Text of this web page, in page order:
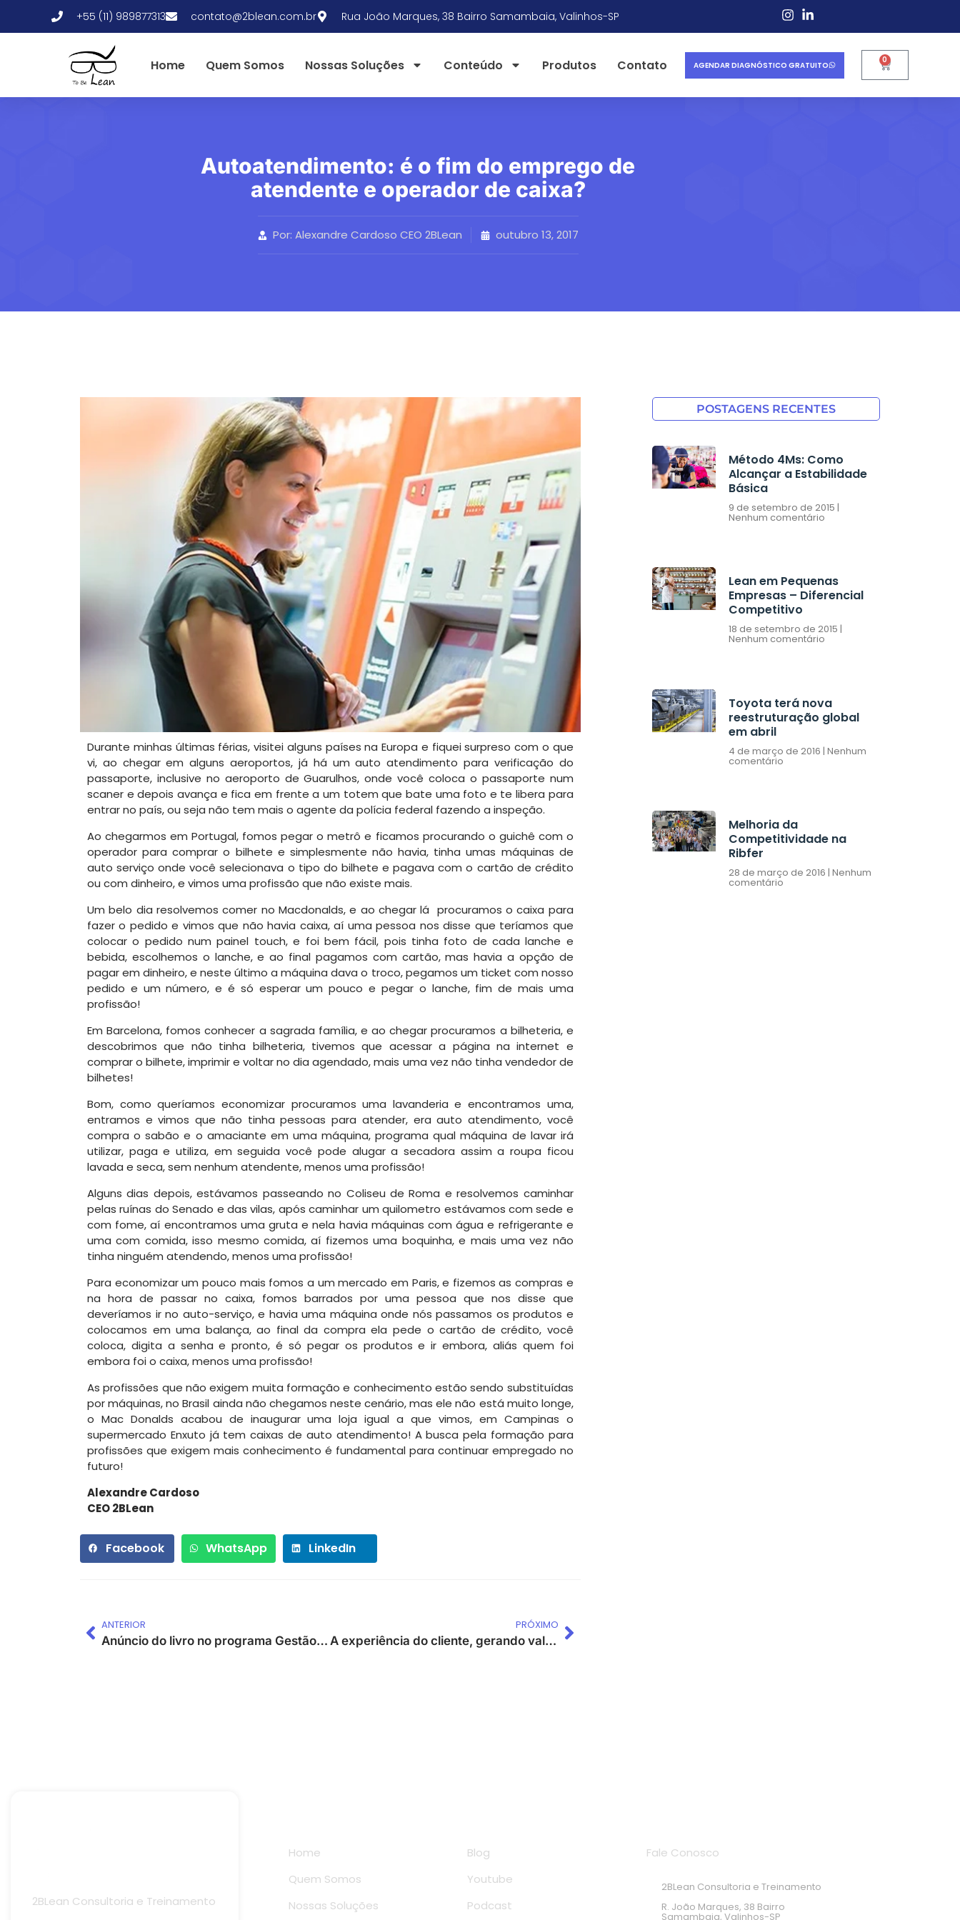
+55 (11) 989877313 contato@2blean.com.br Rua João Marques, 38 Bairro Samambaia, Valinhos-SP
Home Quem Somos Nossas Soluções Conteúdo Produtos Contato AGENDAR DIAGNÓSTICO GRATUITO 0
Autoatendimento: é o fim do emprego de
atendente e operador de caixa?
Por: Alexandre Cardoso CEO 2BLean outubro 13, 2017
Durante minhas últimas férias, visitei alguns países na Europa e fiquei surpreso com o que
vi, ao chegar em alguns aeroportos, já há um auto atendimento para verificação do
passaporte, inclusive no aeroporto de Guarulhos, onde você coloca o passaporte num
scaner e depois avança e fica em frente a um totem que bate uma foto e te libera para
entrar no país, ou seja não tem mais o agente da polícia federal fazendo a inspeção.
Ao chegarmos em Portugal, fomos pegar o metrô e ficamos procurando o guichê com o
operador para comprar o bilhete e simplesmente não havia, tinha umas máquinas de
auto serviço onde você selecionava o tipo do bilhete e pagava com o cartão de crédito
ou com dinheiro, e vimos uma profissão que não existe mais.
Um belo dia resolvemos comer no Macdonalds, e ao chegar lá procuramos o caixa para
fazer o pedido e vimos que não havia caixa, aí uma pessoa nos disse que teríamos que
colocar o pedido num painel touch, e foi bem fácil, pois tinha foto de cada lanche e
bebida, escolhemos o lanche, e ao final pagamos com cartão, mas havia a opção de
pagar em dinheiro, e neste último a máquina dava o troco, pegamos um ticket com nosso
pedido e um número, e é só esperar um pouco e pegar o lanche, fim de mais uma
profissão!
Em Barcelona, fomos conhecer a sagrada família, e ao chegar procuramos a bilheteria, e
descobrimos que não tinha bilheteria, tivemos que acessar a página na internet e
comprar o bilhete, imprimir e voltar no dia agendado, mais uma vez não tinha vendedor de
bilhetes!
Bom, como queríamos economizar procuramos uma lavanderia e encontramos uma,
entramos e vimos que não tinha pessoas para atender, era auto atendimento, você
compra o sabão e o amaciante em uma máquina, programa qual máquina de lavar irá
utilizar, paga e utiliza, em seguida você pode alugar a secadora assim a roupa ficou
lavada e seca, sem nenhum atendente, menos uma profissão!
Alguns dias depois, estávamos passeando no Coliseu de Roma e resolvemos caminhar
pelas ruínas do Senado e das vilas, após caminhar um quilometro estávamos com sede e
com fome, aí encontramos uma gruta e nela havia máquinas com água e refrigerante e
uma com comida, isso mesmo comida, aí fizemos uma boquinha, e mais uma vez não
tinha ninguém atendendo, menos uma profissão!
Para economizar um pouco mais fomos a um mercado em Paris, e fizemos as compras e
na hora de passar no caixa, fomos barrados por uma pessoa que nos disse que
deveríamos ir no auto-serviço, e havia uma máquina onde nós passamos os produtos e
colocamos em uma balança, ao final da compra ela pede o cartão de crédito, você
coloca, digita a senha e pronto, é só pegar os produtos e ir embora, aliás quem foi
embora foi o caixa, menos uma profissão!
As profissões que não exigem muita formação e conhecimento estão sendo substituídas
por máquinas, no Brasil ainda não chegamos neste cenário, mas ele não está muito longe,
o Mac Donalds acabou de inaugurar uma loja igual a que vimos, em Campinas o
supermercado Enxuto já tem caixas de auto atendimento! A busca pela formação para
profissões que exigem mais conhecimento é fundamental para continuar empregado no
futuro!
Alexandre Cardoso
CEO 2BLean
Facebook WhatsApp LinkedIn
ANTERIOR
Anúncio do livro no programa Gestão Descomplicada CBN
PRÓXIMO
A experiência do cliente, gerando valor de verdade!
POSTAGENS RECENTES
Método 4Ms: Como
Alcançar a Estabilidade
Básica
9 de setembro de 2015
Nenhum comentário
Lean em Pequenas
Empresas – Diferencial
Competitivo
18 de setembro de 2015
Nenhum comentário
Toyota terá nova
reestruturação global
em abril
4 de março de 2016 Nenhum
comentário
Melhoria da
Competitividade na
Ribfer
28 de março de 2016 Nenhum
comentário
2BLean Consultoria e Treinamento
Home
Quem Somos
Nossas Soluções
Blog
Youtube
Podcast
Fale Conosco
2BLean Consultoria e Treinamento
R. João Marques, 38 Bairro
Samambaia, Valinhos-SP